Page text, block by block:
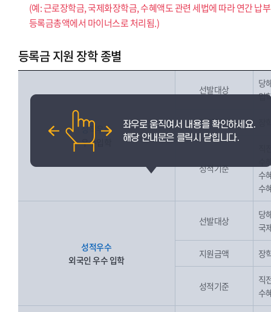
(예: 근로장학금, 국제화장학금, 수혜액도 관련 세법에 따라 연간 납
등록금총액에서 마이너스로 처리됨.)
등록금 지원 장학 종별
성적우수
우수입학
선발대상
당
입
지원금액
성적기준
수
수
성적우수
외국인 우수 입학
선발대상
당
국
지원금액 장
성적기준
직
수